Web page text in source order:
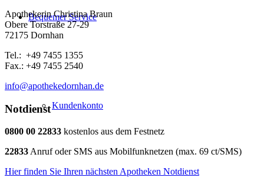
Bequemer Service
Kundenkonto
Apothekerin Christina Braun
Obere Torstraße 27-29
72175 Dornhan
Tel.: +49 7455 1355
Fax.: +49 7455 2540
info@apothekedornhan.de
Notdienst
0800 00 22833 kostenlos aus dem Festnetz
22833Anruf oder SMS aus Mobilfunknetzen (max. 69 ct/SMS)
Hier finden Sie Ihren nächsten Apotheken Notdienst